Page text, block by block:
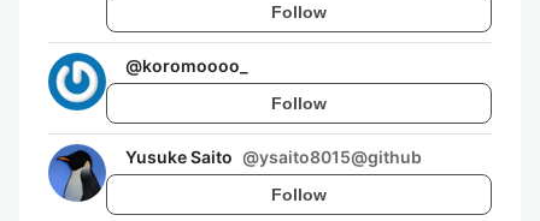
Follow
@koromoooo_
Follow
Yusuke Saito @ysaito8015@github
Follow